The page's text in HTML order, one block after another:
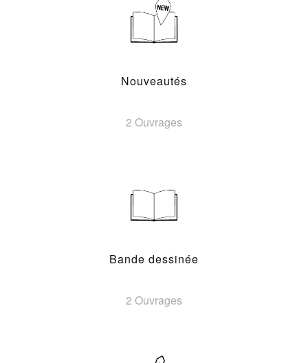
Nouveautés
2 Ouvrages
Bande dessinée
2 Ouvrages